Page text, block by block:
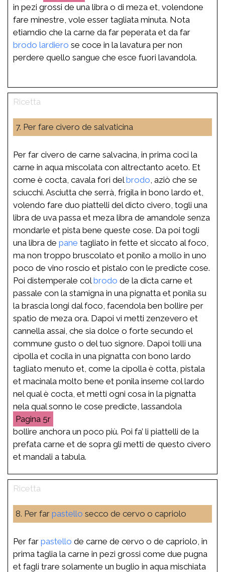
in pezi grossi de una libra o di meza et, volendone
fare minestre, vole esser tagliata minuta. Nota
etiamdio che la carne da far peperata et da far
brodo lardiero se coce in la lavatura per non
perdere quello sangue che esce fuori lavandola.
7. Per fare civero de salvaticina
Per far civero de carne salvacina, in prima coci la
carne in aqua miscolata con altrectanto aceto. Et
come è cocta, cavala fori delbrodo , aziò che se
sciucchi. Asciutta che serrà, frigila in bono lardo et,
volendo fare duo piattelli del dicto civero, togli una
libra de uva passa et meza libra de amandole senza
mondarle et pista bene queste cose. Da poi togli
una libra de pane tagliato in fette et siccato al foco,
ma non troppo bruscolato et ponilo a mollo in uno
poco de vino roscio et pistalo con le predicte cose.
Poi distemperale colbrodo de la dicta carne et
passale con la stamigna in una pignatta et ponila su
la brascia longi dal foco, facendola ben bollire per
spatio de meza ora. Dapoi vi metti zenzevero et
cannella assai, che sia dolce o forte secundo el
commune gusto o del tuo signore. Dapoi tolli una
cipolla et cocila in una pignatta con bono lardo
tagliato menuto et, come la cipolla è cotta, pistala
et macinala molto bene et ponila inseme col lardo
nel qual è cocta, et metti ogni cosa in la pignatta
nela qual sonno le cose predicte, lassandola
5r
bollire anchora un poco più. Poi fa’ li piattelli de la
prefata carne et de sopra gli metti de questo civero
et mandali a tabula.
8. Per far pastello secco de cervo o capriolo
Per far pastello de carne de cervo o de capriolo, in
prima taglia la carne in pezi grossi come due pugna
et fagli trare solamente un buglio in aqua mischiata